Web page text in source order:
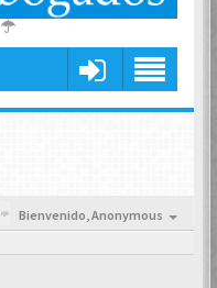
Bienvenido,Anonymous